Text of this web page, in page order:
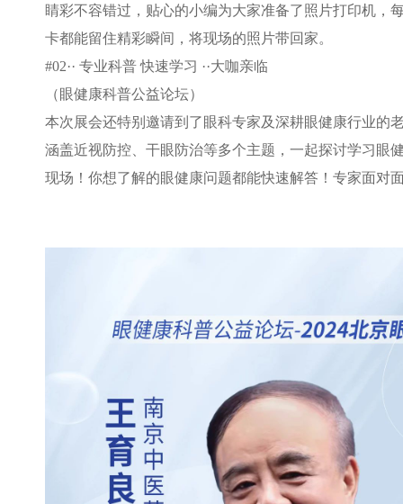
睛彩不容错过，贴心的小编为大家准备了照片打印机，
卡都能留住精彩瞬间，将现场的照片带回家。
#02·· 专业科普 快速学习 ··大咖亲临
（眼健康科普公益论坛）
本次展会还特别邀请到了眼科专家及深耕眼健康行业的
涵盖近视防控、干眼防治等多个主题，一起探讨学习眼
现场！你想了解的眼健康问题都能快速解答！专家面对